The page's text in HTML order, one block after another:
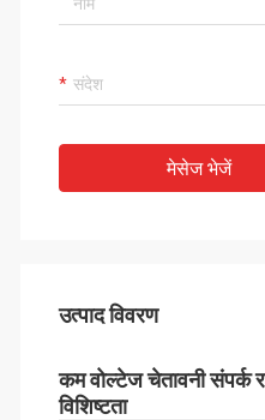
मेसेज भेजें
उत्पाद विवरण
कम वोल्टेज चेतावनी संपर्क
विशिष्टता